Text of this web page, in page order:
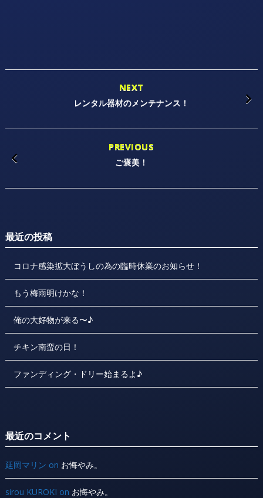
NEXT
レンタル器材のメンテナンス！
PREVIOUS
ご褒美！
最近の投稿
コロナ感染拡大ぼうしの為の臨時休業のお知らせ！
もう梅雨明けかな！
俺の大好物が来る〜♪
チキン南蛮の日！
ファンディング・ドリー始まるよ♪
最近のコメント
延岡マリン on お悔やみ。
sirou KUROKI on お悔やみ。